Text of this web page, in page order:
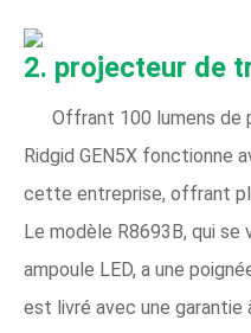
2. projecteur de
Offrant 100 lumens de
Ridgid GEN5X fonctionne
cette entreprise, offrant
Le modèle R8693B, qui se
ampoule LED, a une
est livré avec une